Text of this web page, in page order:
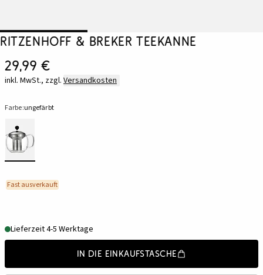
Ritzenhoff & Breker Teekanne
29,99 €
inkl. MwSt., zzgl. Versandkosten
Farbe:ungefärbt
Fast ausverkauft
Lieferzeit 4-5 Werktage
In die Einkaufstasche